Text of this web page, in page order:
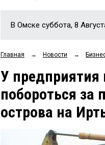
В Омске суббота, 8
Главная → Новости →
У предприятия
побороться за
острова на